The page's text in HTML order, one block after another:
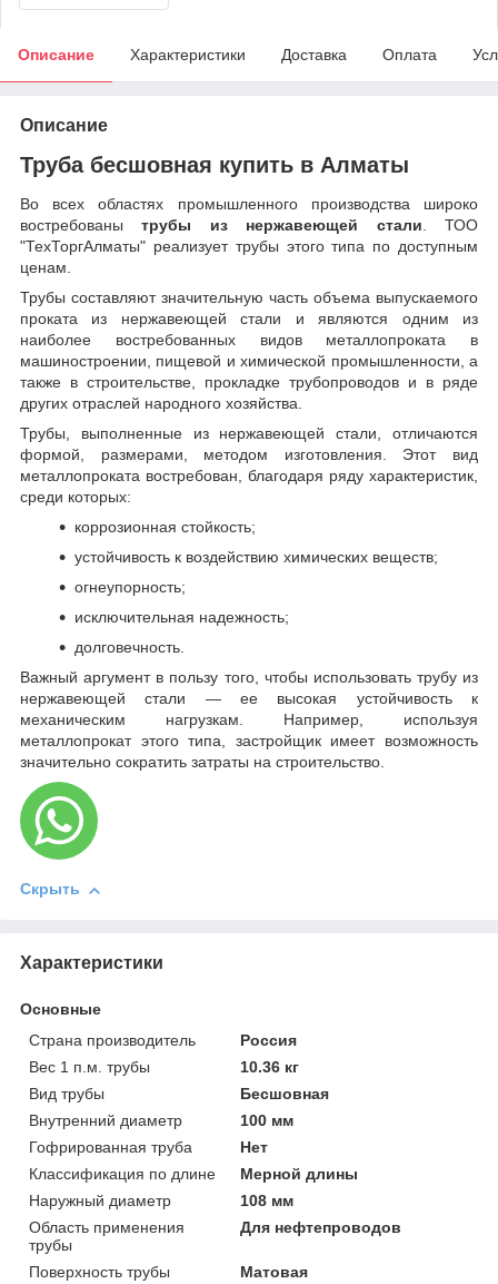
Описание Характеристики Доставка Оплата
Описание
Труба бесшовная купить в Алматы
Во всех областях промышленного производства широко
востребованытрубы из нержавеющей стали. ТОО
"ТехТоргАлматы" реализует трубы этого типа по доступным
ценам.
Трубы составляют значительную часть объема выпускаемого
проката из нержавеющей стали и являются одним из
наиболее востребованных видов металлопроката в
машиностроении, пищевой и химической промышленности, а
также в строительстве, прокладке трубопроводов и в ряде
других отраслей народного хозяйства.
Трубы, выполненные из нержавеющей стали, отличаются
формой, размерами, методом изготовления. Этот вид
металлопроката востребован, благодаря ряду характеристик,
среди которых:
коррозионная стойкость;
устойчивость к воздействию химических веществ;
огнеупорность;
исключительная надежность;
долговечность.
Важный аргумент в пользу того, чтобы использовать трубу из
нержавеющей стали — ее высокая устойчивость к
механическим нагрузкам. Например, используя
металлопрокат этого типа, застройщик имеет возможность
значительно сократить затраты на строительство.
Скрыть
Характеристики
Основные
Страна производитель
Россия
Вес 1 п.м. трубы
10.36 кг
Вид трубы
Бесшовная
Внутренний диаметр
100 мм
Гофрированная труба
Нет
Классификация по длине
Мерной длины
Наружный диаметр
108 мм
Область применения
трубы
Для нефтепроводов
Поверхность трубы
Матовая